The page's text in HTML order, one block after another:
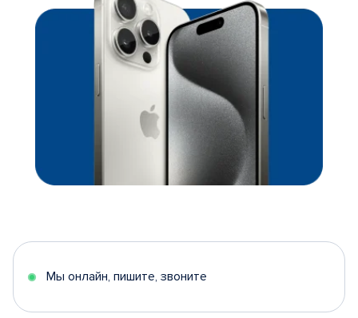
Мы онлайн, пишите, звоните